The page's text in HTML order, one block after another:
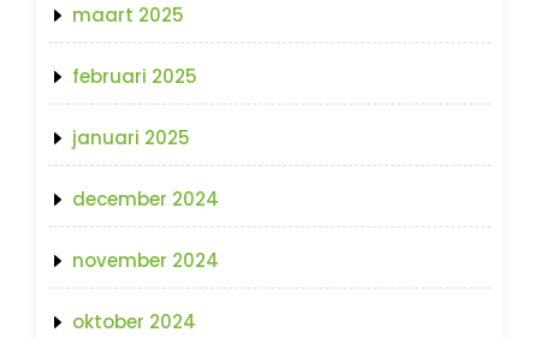
maart 2025
februari 2025
januari 2025
december 2024
november 2024
oktober 2024